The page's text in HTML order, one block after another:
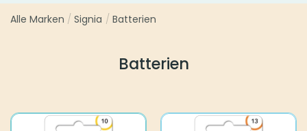
Alle Marken / Signia / Batterien
Batterien